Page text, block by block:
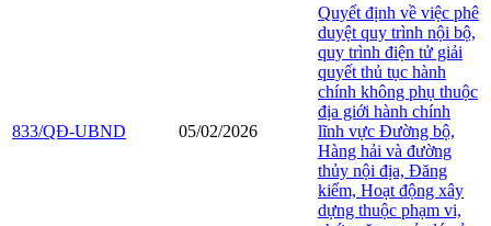
833/QĐ-UBND 05/02/2026
Quyết định về việc phê
duyệt quy trình nội bộ,
quy trình điện tử giải
quyết thủ tục hành
chính không phụ thuộc
địa giới hành chính
lĩnh vực Đường bộ,
Hàng hải và đường
thủy nội địa, Đăng
kiểm, Hoạt động xây
dựng thuộc phạm vi,